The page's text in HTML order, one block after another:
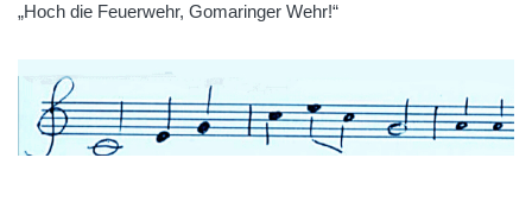
„Hoch die Feuerwehr, Gomaringer Wehr!“